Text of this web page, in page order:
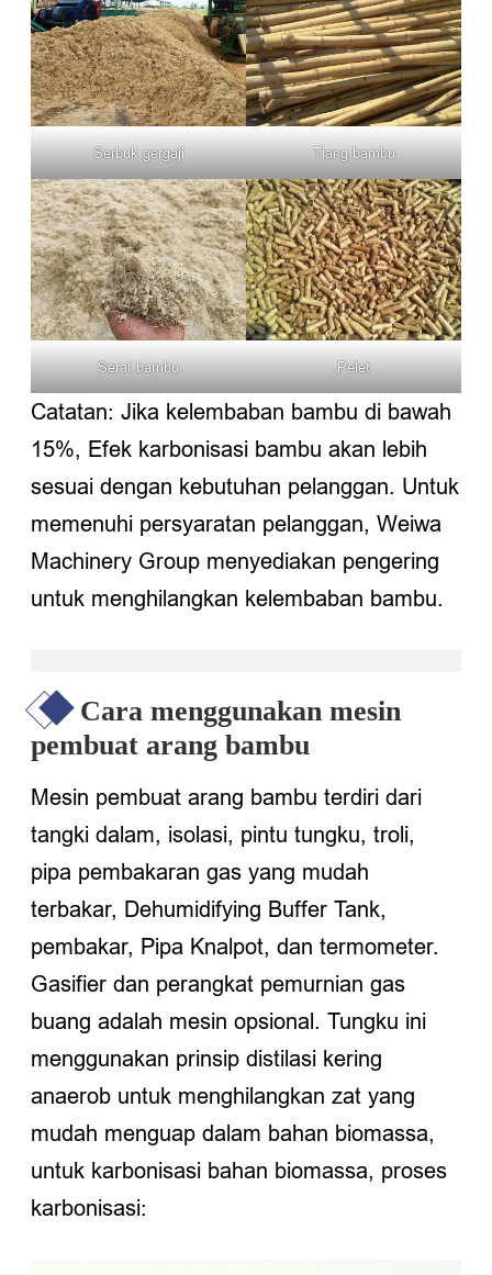
Serbuk gergaji Tiang bambu
Serat bambu Pelet
Catatan: Jika kelembaban bambu di bawah
15%, Efek karbonisasi bambu akan lebih
sesuai dengan kebutuhan pelanggan. Untuk
memenuhi persyaratan pelanggan, Weiwa
Machinery Group menyediakan pengering
untuk menghilangkan kelembaban bambu.
Cara menggunakan mesin
pembuat arang bambu
Mesin pembuat arang bambu terdiri dari
tangki dalam, isolasi, pintu tungku, troli,
pipa pembakaran gas yang mudah
terbakar, Dehumidifying Buffer Tank,
pembakar, Pipa Knalpot, dan termometer.
Gasifier dan perangkat pemurnian gas
buang adalah mesin opsional. Tungku ini
menggunakan prinsip distilasi kering
anaerob untuk menghilangkan zat yang
mudah menguap dalam bahan biomassa,
untuk karbonisasi bahan biomassa, proses
karbonisasi: